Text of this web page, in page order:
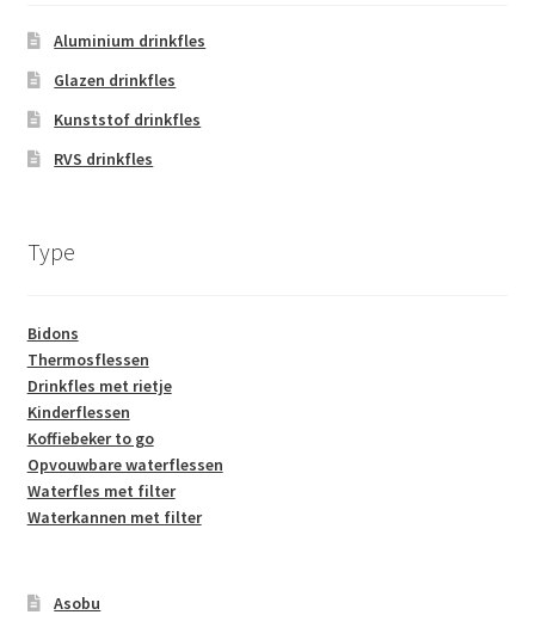
Aluminium drinkfles
Glazen drinkfles
Kunststof drinkfles
RVS drinkfles
Type
Bidons
Thermosflessen
Drinkfles met rietje
Kinderflessen
Koffiebeker to go
Opvouwbare waterflessen
Waterfles met filter
Waterkannen met filter
Asobu